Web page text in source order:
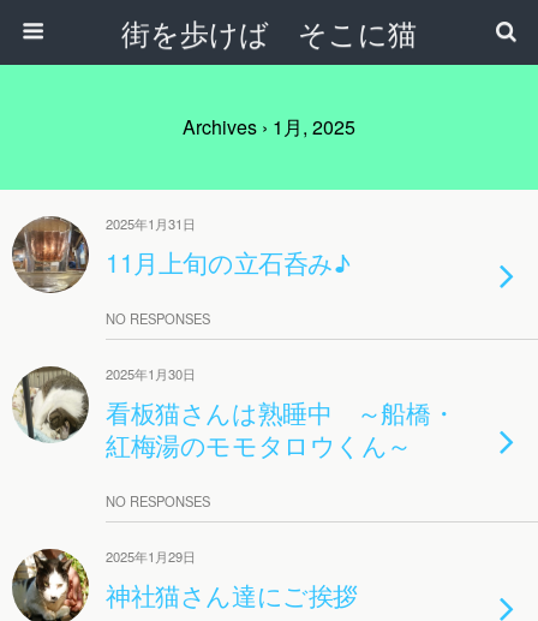
街を歩けば そこに猫
Archives › 1月, 2025
2025年1月31日
11月上旬の立石呑み♪
NO RESPONSES
2025年1月30日
看板猫さんは熟睡中 ～船橋・
紅梅湯のモモタロウくん～
NO RESPONSES
2025年1月29日
神社猫さん達にご挨拶